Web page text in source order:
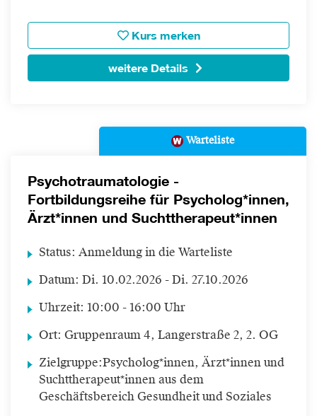
Kurs merken
weitere Details
Warteliste
Psychotraumatologie -
Fortbildungsreihe für Psycholog*innen,
Ärzt*innen und Suchttherapeut*innen
Status: Anmeldung in die Warteliste
Datum: Di. 10.02.2026 - Di. 27.10.2026
Uhrzeit: 10:00 - 16:00 Uhr
Ort: Gruppenraum 4, Langerstraße 2, 2. OG
Zielgruppe:Psycholog*innen, Ärzt*innen und
Suchttherapeut*innen aus dem
Geschäftsbereich Gesundheit und Soziales